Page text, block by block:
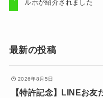
ルホが紹介されました
最新の投稿
2026年8月5日
【特許記念】LINEお友